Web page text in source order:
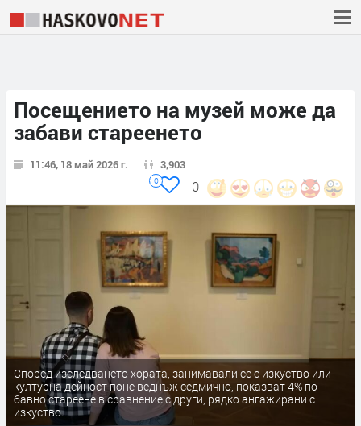
Посещението на музей може да
забави стареенето
11:46, 18 май 2026 г. 3,903
0
0
Според изследването хората, занимавали се с изкуство или
културна дейност поне веднъж седмично, показват 4% по-
бавно стареене в сравнение с други, рядко ангажирани с
изкуство.